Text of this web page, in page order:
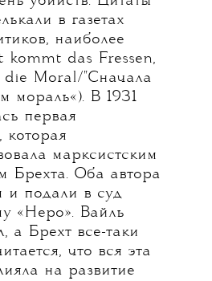
в газетах
наиболее
kommt das Fressen,
Moral/"Сначала
мораль«). В 1931
первая
которая
марксистским
Брехта. Оба автора
и подали в суд
«Неро». Вайль
а Брехт все-таки
что вся эта
на развитие